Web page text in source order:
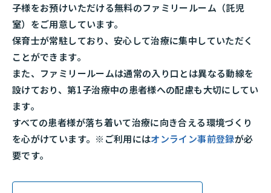
子様をお預けいただける無料のファミリールーム（託児
室）をご用意しています。
保育士が常駐しており、安心して治療に集中していただく
ことができます。
また、ファミリールームは通常の入り口とは異なる動線を
設けており、第1子治療中の患者様への配慮も大切にしてい
ます。
すべての患者様が落ち着いて治療に向き合える環境づくり
を心がけています。※ご利用にはオンライン事前登録が必
要です。